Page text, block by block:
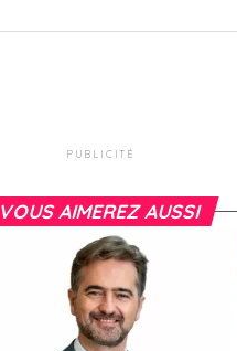
PUBLICITÉ
VOUS AIMEREZ AUSSI